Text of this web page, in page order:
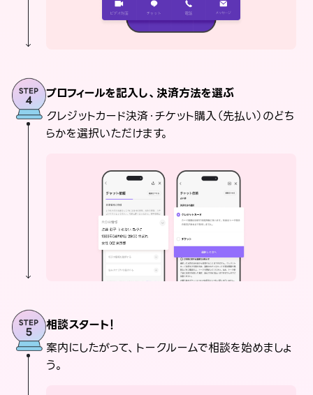
プロフィールを記入し、決済方法を選ぶ
クレジットカード決済・チケット購入（先払い）のどち
らかを選択いただけます。
相談スタート！
案内にしたがって、トークルームで相談を始めましょ
う。